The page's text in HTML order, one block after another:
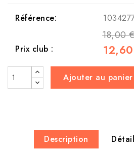
Référence:
18,00
Prix club :
Ajouter au panier
Description